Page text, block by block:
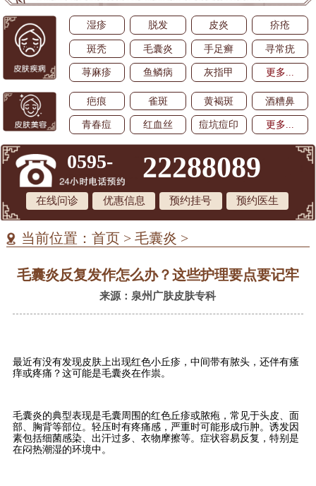
湿疹 脱发 皮炎 疥疮
斑秃 毛囊炎 手足癣 寻常疣
荨麻疹 鱼鳞病 灰指甲 更多...
疤痕 雀斑 黄褐斑 酒糟鼻
青春痘 红血丝 痘坑痘印 更多...
0595- 22288089
在线问诊 优惠信息 预约挂号 预约医生
当前位置： 首页 > 毛囊炎 >
毛囊炎反复发作怎么办？这些护理要点要记牢
来源：泉州广肤皮肤专科
最近有没有发现皮肤上出现红色小丘疹，中间带有脓头，还伴有瘙
痒或疼痛？这可能是毛囊炎在作祟。
毛囊炎的典型表现是毛囊周围的红色丘疹或脓疱，常见于头皮、面
部、胸背等部位。轻压时有疼痛感，严重时可能形成疖肿。诱发因
素包括细菌感染、出汗过多、衣物摩擦等。症状容易反复，特别是
在闷热潮湿的环境中。